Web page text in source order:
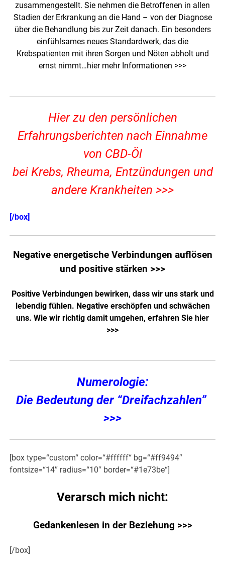
zusammengestellt. Sie nehmen die Betroffenen in allen
Stadien der Erkrankung an die Hand – von der Diagnose
über die Behandlung bis zur Zeit danach. Ein besonders
einfühlsames neues Standardwerk, das die
Krebspatienten mit ihren Sorgen und Nöten abholt und
ernst nimmt…hier mehr Informationen >>>
Hier zu den persönlichen
Erfahrungsberichten nach Einnahme
von CBD-Öl
bei Krebs, Rheuma, Entzündungen und
andere Krankheiten >>>
[/box]
Negative energetische Verbindungen auflösen
und positive stärken >>>
Positive Verbindungen bewirken, dass wir uns stark und
lebendig fühlen. Negative erschöpfen und schwächen
uns. Wie wir richtig damit umgehen, erfahren Sie hier
>>>
Numerologie:
Die Bedeutung der “Dreifachzahlen”
>>>
[box type=“custom“ color=“#ffffff“ bg=“#ff9494″
fontsize=“14″ radius=“10″ border=“#1e73be“]
Verarsch mich nicht:
Gedankenlesen in der Beziehung >>>
[/box]